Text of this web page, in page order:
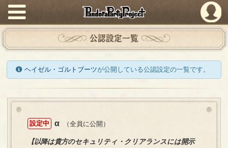
PandoraPartyProject
公認設定一覧
ヘイゼル・ゴルトブーツが公開している公認設定の一覧です。
設定中 α （全員に公開）
【以降は貴方のセキュリティ・クリアランスには開示